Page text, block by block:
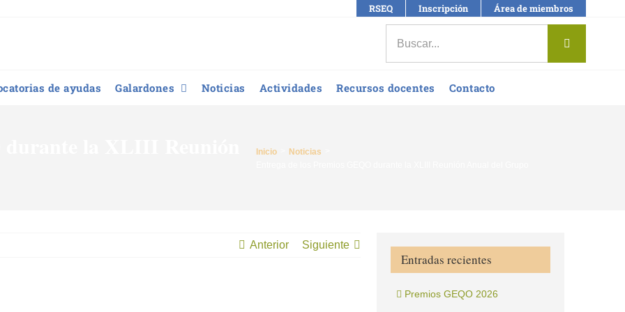
RSEQ Inscripción Área de miembros
de ayudas Galardones Noticias Actividades Recursos docentes Contacto
Inicio
Noticias
Anterior Siguiente
Entradas recientes
Premios GEQO 2026